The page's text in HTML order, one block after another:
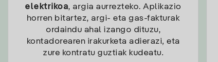
elektrikoa, argia aurrezteko. Aplikazio
horren bitartez, argi- eta gas-fakturak
ordaindu ahal izango dituzu,
kontadorearen irakurketa adierazi, eta
zure kontratu guztiak kudeatu.